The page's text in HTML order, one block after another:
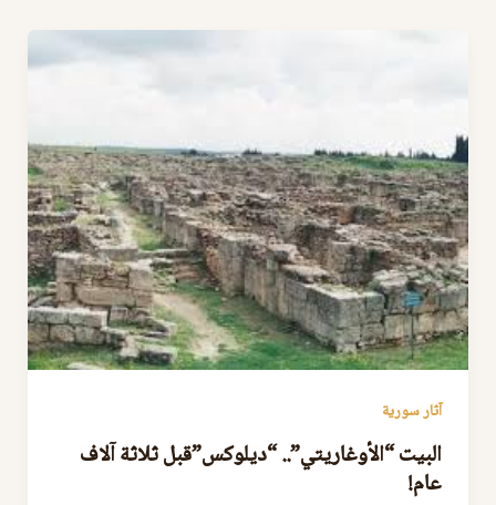
آثار سورية
البيت “الأوغاريتي”.. “ديلوكس”قبل ثلاثة آلاف
عام!